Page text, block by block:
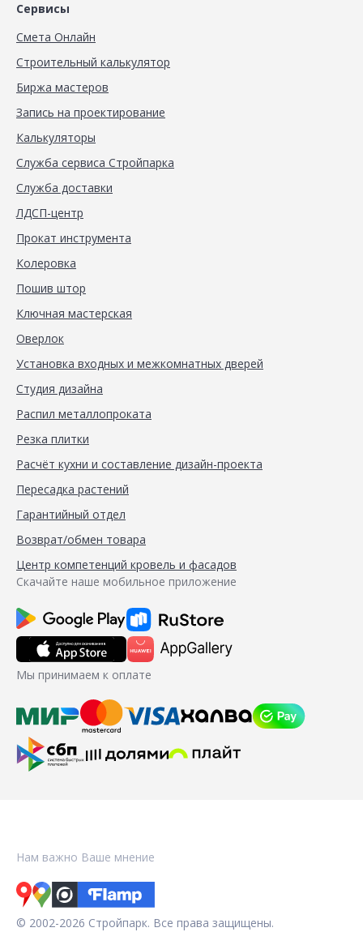
Сервисы
Смета Онлайн
Строительный калькулятор
Биржа мастеров
Запись на проектирование
Калькуляторы
Служба сервиса Стройпарка
Служба доставки
ЛДСП-центр
Прокат инструмента
Колеровка
Пошив штор
Ключная мастерская
Оверлок
Установка входных и межкомнатных дверей
Студия дизайна
Распил металлопроката
Резка плитки
Расчёт кухни и составление дизайн-проекта
Пересадка растений
Гарантийный отдел
Возврат/обмен товара
Центр компетенций кровель и фасадов
Скачайте наше мобильное приложение
Мы принимаем к оплате
Нам важно Ваше мнение
© 2002-2026 Стройпарк. Все права защищены.